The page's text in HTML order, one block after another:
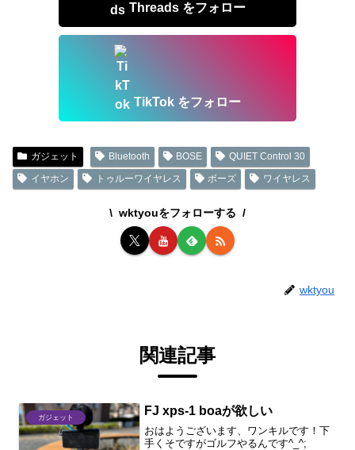
Threads をフォロー
TikTok をフォロー
ガジェット Bluetooth BOSE
QUIET Control 30
イヤホン
トゥルーワイヤレス ボーズ ワイヤレス
wktyouをフォローする
wktyou
関連記事
ガジェット FJ xps-1 boaが欲しい
おはようございます、ワンキルです！下
手くそですがゴルフやるんです^_^;